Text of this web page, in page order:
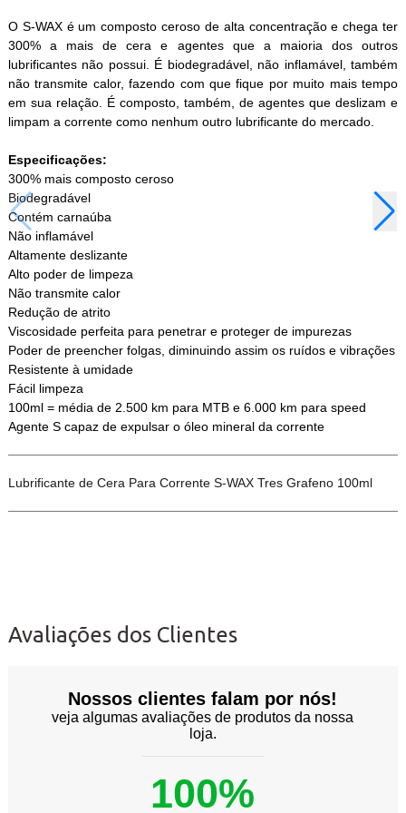
O S-WAX é um composto ceroso de alta concentração e chega ter
300% a mais de cera e agentes que a maioria dos outros
lubrificantes não possui. É biodegradável, não inflamável, também
não transmite calor, fazendo com que fique por muito mais tempo
em sua relação. É composto, também, de agentes que deslizam e
limpam a corrente como nenhum outro lubrificante do mercado.
Especificações:
300% mais composto ceroso
Biodegradável
Contém carnaúba
Não inflamável
Altamente deslizante
Alto poder de limpeza
Não transmite calor
Redução de atrito
Viscosidade perfeita para penetrar e proteger de impurezas
Poder de preencher folgas, diminuindo assim os ruídos e vibrações
Resistente à umidade
Fácil limpeza
100ml = média de 2.500 km para MTB e 6.000 km para speed
Agente S capaz de expulsar o óleo mineral da corrente
Lubrificante de Cera Para Corrente S-WAX Tres Grafeno 100ml
Avaliações dos Clientes
Nossos clientes falam por nós!
veja algumas avaliações de produtos da nossa
loja.
100%